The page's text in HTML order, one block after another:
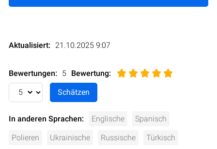
Aktualisiert: 21.10.2025 9:07
Bewertungen: 5 Bewertung:
In anderen Sprachen: Englische Spanisch
Polieren Ukrainische Russische Türkisch